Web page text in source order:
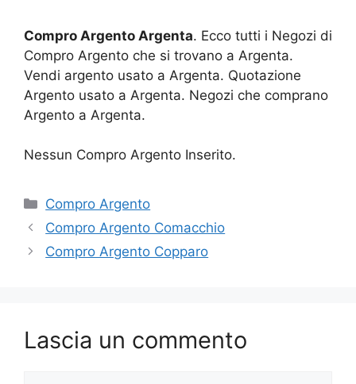
Compro Argento Argenta. Ecco tutti i Negozi di
Compro Argento che si trovano a Argenta.
Vendi argento usato a Argenta. Quotazione
Argento usato a Argenta. Negozi che comprano
Argento a Argenta.
Nessun Compro Argento Inserito.
Categorie
Compro Argento
Compro Argento Comacchio
Compro Argento Copparo
Lascia un commento